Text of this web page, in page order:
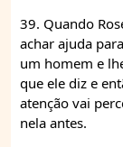
39. Quando
achar ajuda
um homem e
que ele diz e
atenção vai
nela antes.